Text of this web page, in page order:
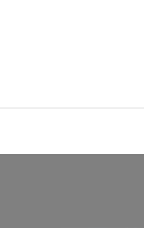
passend cadeaulichtje!